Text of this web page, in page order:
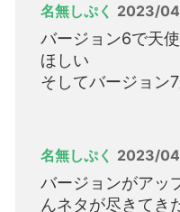
名無しぷく 2023/
バージョン6で天
ほしい
そしてバージョン
名無しぷく 2023/
バージョンがアッ
んネタが尽きてき